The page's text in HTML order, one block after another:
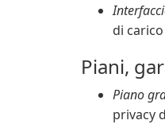
di
Piani,
Piano
privacy